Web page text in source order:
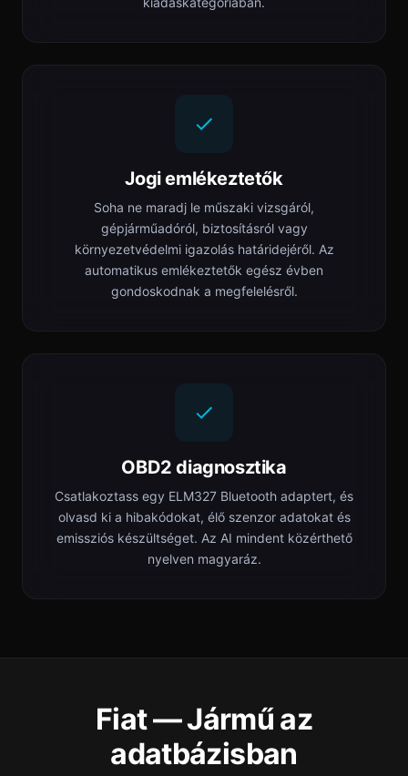
Jogi emlékeztetők
Soha ne maradj le műszaki vizsgáról,
gépjárműadóról, biztosításról vagy
környezetvédelmi igazolás határidejéről. Az
automatikus emlékeztetők egész évben
gondoskodnak a megfelelésről.
OBD2 diagnosztika
Csatlakoztass egy ELM327 Bluetooth adaptert, és
olvasd ki a hibakódokat, élő szenzor adatokat és
emissziós készültséget. Az AI mindent közérthető
nyelven magyaráz.
Fiat — Jármű az
adatbázisban